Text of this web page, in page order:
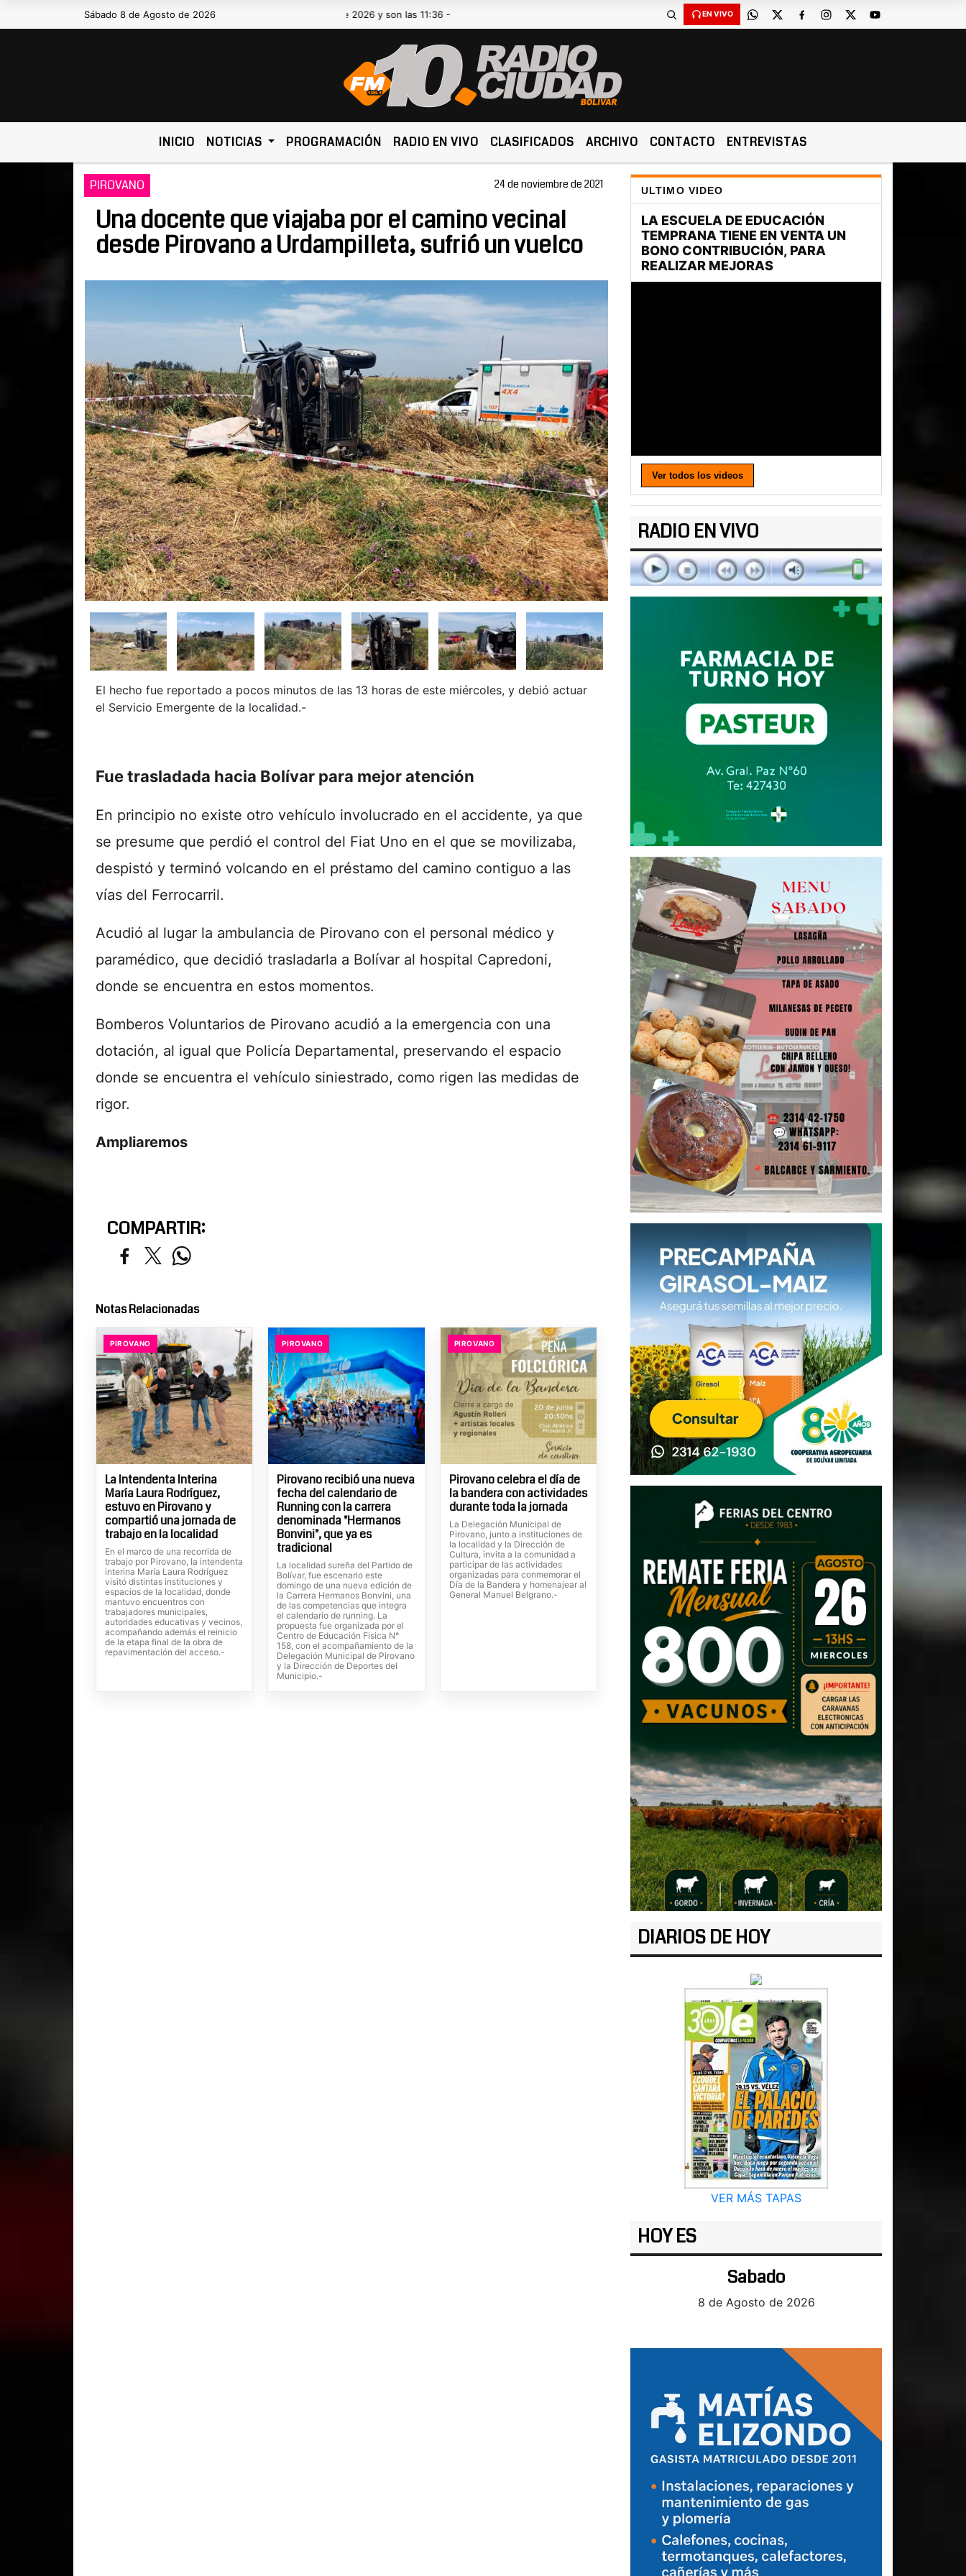
Sábado 8 de Agosto de 2026Hoy es Sábado 8 de Agosto de 2026 y son las 11:36 - EN VIVO
INICIO NOTICIAS PROGRAMACIÓN RADIO EN VIVO CLASIFICADOS ARCHIVO CONTACTO ENTREVISTAS
PIROVANO 24 de noviembre de 2021
Una docente que viajaba por el camino vecinal
desde Pirovano a Urdampilleta, sufrió un vuelco
El hecho fue reportado a pocos minutos de las 13 horas de este miércoles, y debió actuar
el Servicio Emergente de la localidad.-
Fue trasladada hacia Bolívar para mejor atención
En principio no existe otro vehículo involucrado en el accidente, ya que
se presume que perdió el control del Fiat Uno en el que se movilizaba,
despistó y terminó volcando en el préstamo del camino contiguo a las
vías del Ferrocarril.
Acudió al lugar la ambulancia de Pirovano con el personal médico y
paramédico, que decidió trasladarla a Bolívar al hospital Capredoni,
donde se encuentra en estos momentos.
Bomberos Voluntarios de Pirovano acudió a la emergencia con una
dotación, al igual que Policía Departamental, preservando el espacio
donde se encuentra el vehículo siniestrado, como rigen las medidas de
rigor.
Ampliaremos
COMPARTIR:
Notas Relacionadas
PIROVANO
La Intendenta Interina
María Laura Rodríguez,
estuvo en Pirovano y
compartió una jornada de
trabajo en la localidad
En el marco de una recorrida de
trabajo por Pirovano, la intendenta
interina María Laura Rodríguez
visitó distintas instituciones y
espacios de la localidad, donde
mantuvo encuentros con
trabajadores municipales,
autoridades educativas y vecinos,
acompañando además el reinicio
de la etapa final de la obra de
repavimentación del acceso.-
PIROVANO
Pirovano recibió una nueva
fecha del calendario de
Running con la carrera
denominada "Hermanos
Bonvini", que ya es
tradicional
La localidad sureña del Partido de
Bolívar, fue escenario este
domingo de una nueva edición de
la Carrera Hermanos Bonvini, una
de las competencias que integra
el calendario de running. La
propuesta fue organizada por el
Centro de Educación Física N°
158, con el acompañamiento de la
Delegación Municipal de Pirovano
y la Dirección de Deportes del
Municipio.-
PIROVANO
Pirovano celebra el día de
la bandera con actividades
durante toda la jornada
La Delegación Municipal de
Pirovano, junto a instituciones de
la localidad y la Dirección de
Cultura, invita a la comunidad a
participar de las actividades
organizadas para conmemorar el
Día de la Bandera y homenajear al
General Manuel Belgrano.-
ULTIMO VIDEO
Ver todos los videos
RADIO EN VIVO
DIARIOS DE HOY
VER MÁS TAPAS
HOY ES
Sabado
8 de Agosto de 2026